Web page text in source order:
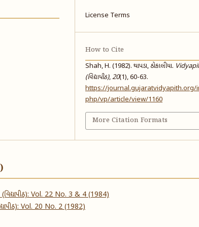
License Terms
How to Cite
Shah, H. (1982). થાપડા, ઠોકાલીયા.
(વિદ્યાપીઠ),20(1), 60-63.
https://journal.gujaratvidyapith.org/
php/vp/article/view/1160
More Citation Formats
Vol. 22 No. 3 & 4 (1984)
Vol. 20 No. 2 (1982)